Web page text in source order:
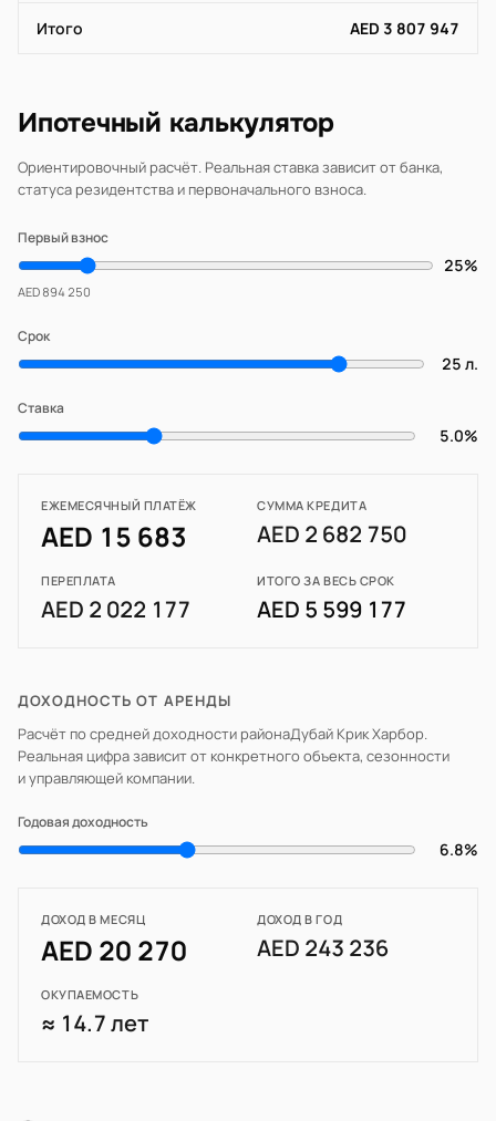
Итого AED 3 807 947
Ипотечный калькулятор
Ориентировочный расчёт. Реальная ставка зависит от банка,
статуса резидентства и первоначального взноса.
Первый взнос
25%
AED 894 250
Срок
25 л.
Ставка
5.0%
ЕЖЕМЕСЯЧНЫЙ ПЛАТЁЖ
AED 15 683
СУММА КРЕДИТА
AED 2 682 750
ПЕРЕПЛАТА
AED 2 022 177
ИТОГО ЗА ВЕСЬ СРОК
AED 5 599 177
ДОХОДНОСТЬ ОТ АРЕНДЫ
Расчёт по средней доходности районаДубай Крик Харбор.
Реальная цифра зависит от конкретного объекта, сезонности
и управляющей компании.
Годовая доходность
6.8%
ДОХОД В МЕСЯЦ
AED 20 270
ДОХОД В ГОД
AED 243 236
ОКУПАЕМОСТЬ
≈ 14.7 лет